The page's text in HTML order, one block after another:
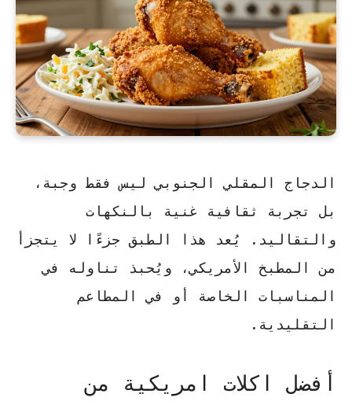
الدجاج المقلي الجنوبي ليس فقط وجبة،
بل تجربة ثقافية غنية بالنكهات
والتقاليد. يُعد هذا الطبق جزءًا لا يتجزأ
من المطبخ الأمريكي، ويُحبذ تناوله في
المناسبات الخاصة أو في المطاعم
التقليدية.
أفضل اكلات امريكية من